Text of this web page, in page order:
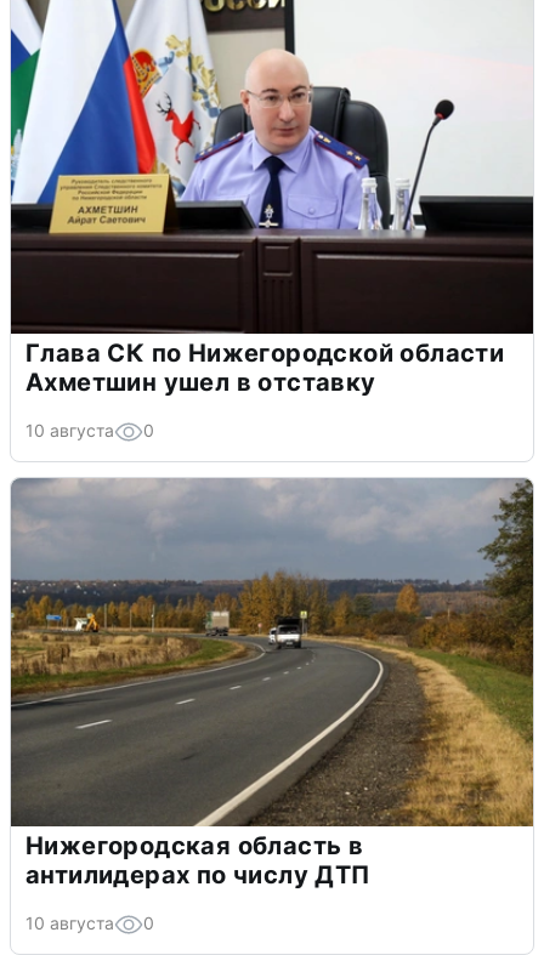
Глава СК по Нижегородской области
Ахметшин ушел в отставку
10 августа 0
Нижегородская область в
антилидерах по числу ДТП
10 августа 0